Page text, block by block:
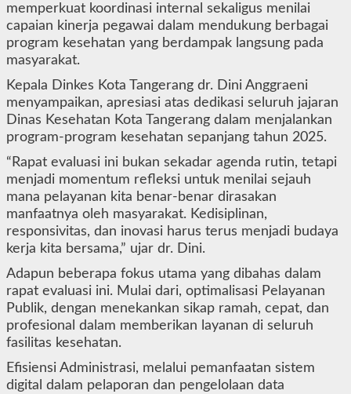
memperkuat koordinasi internal sekaligus menilai
capaian kinerja pegawai dalam mendukung berbagai
program kesehatan yang berdampak langsung pada
masyarakat.
Kepala Dinkes Kota Tangerang dr. Dini Anggraeni
menyampaikan, apresiasi atas dedikasi seluruh jajaran
Dinas Kesehatan Kota Tangerang dalam menjalankan
program-program kesehatan sepanjang tahun 2025.
“Rapat evaluasi ini bukan sekadar agenda rutin, tetapi
menjadi momentum refleksi untuk menilai sejauh
mana pelayanan kita benar-benar dirasakan
manfaatnya oleh masyarakat. Kedisiplinan,
responsivitas, dan inovasi harus terus menjadi budaya
kerja kita bersama,” ujar dr. Dini.
Adapun beberapa fokus utama yang dibahas dalam
rapat evaluasi ini. Mulai dari, optimalisasi Pelayanan
Publik, dengan menekankan sikap ramah, cepat, dan
profesional dalam memberikan layanan di seluruh
fasilitas kesehatan.
Efisiensi Administrasi, melalui pemanfaatan sistem
digital dalam pelaporan dan pengelolaan data